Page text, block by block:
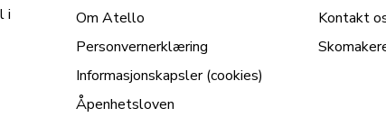
i
Om Atello
Personvernerklæring
Informasjonskapsler (cookies)
Åpenhetsloven
Kontakt